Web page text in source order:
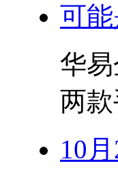
可
华
两
10